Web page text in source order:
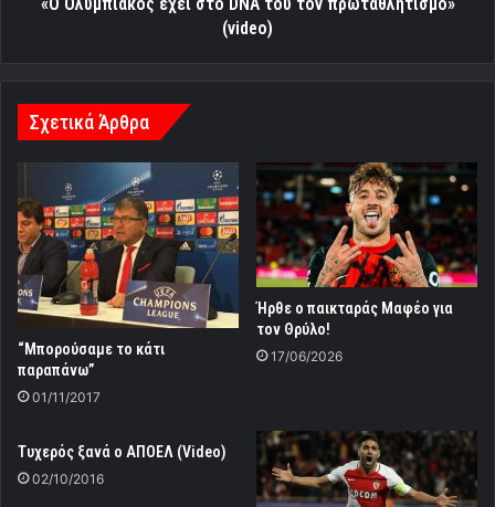
«Ο Ολυμπιακός έχει στο DNA του τον πρωταθλητισμό»
(video)
Σχετικά Άρθρα
“Μπορούσαμε το κάτι
παραπάνω”
01/11/2017
Ήρθε ο παικταράς Μαφέο για
τον Θρύλο!
17/06/2026
Τυχερός ξανά ο ΑΠΟΕΛ (Video)
02/10/2016